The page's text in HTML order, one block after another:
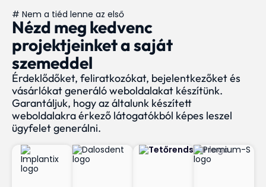
# Nem a tiéd lenne az első
Nézd meg kedvenc
projektjeinket a saját
szemeddel
Érdeklődőket, feliratkozókat, bejelentkezőket és
vásárlókat generáló weboldalakat készítünk.
Garantáljuk, hogy az általunk készített
weboldalakra érkező látogatókból képes leszel
ügyfelet generálni.